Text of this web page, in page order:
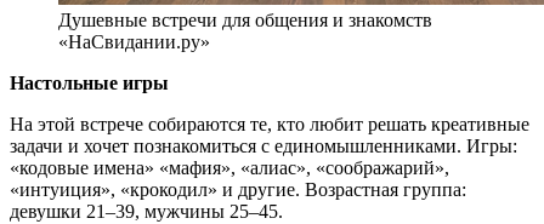
Душевные встречи для общения и знакомств
«НаСвидании.ру»
Настольные игры
На этой встрече собираются те, кто любит решать креативные
задачи и хочет познакомиться с единомышленниками. Игры:
«кодовые имена» «мафия», «алиас», «соображарий»,
«интуиция», «крокодил» и другие. Возрастная группа:
девушки 21–39, мужчины 25–45.